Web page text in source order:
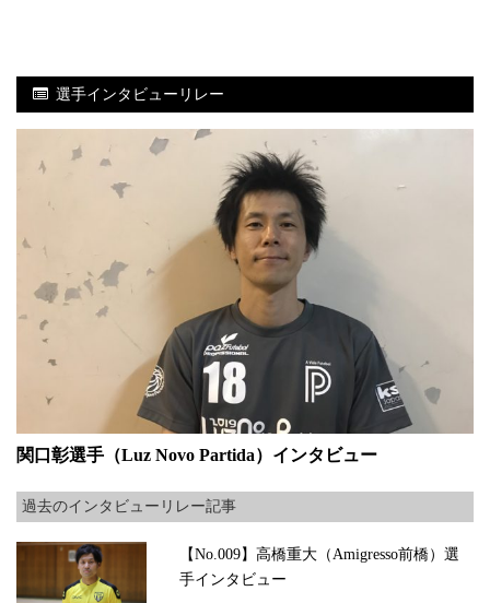
選手インタビューリレー
関口彰選手（Luz Novo Partida）インタビュー
過去のインタビューリレー記事
【No.009】高橋重大（Amigresso前橋）選
手インタビュー